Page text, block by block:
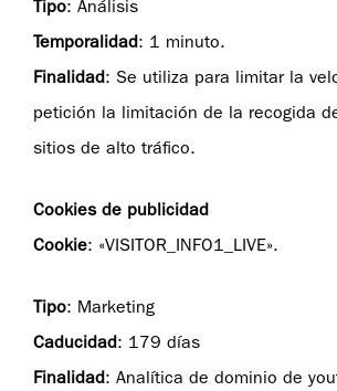
Tipo: Análisis
Temporalidad: 1 minuto.
Finalidad: Se utiliza para limitar la
petición la limitación de la recogida
sitios de alto tráfico.
Cookies de publicidad
Cookie: «VISITOR_INFO1_LIVE».
Tipo: Marketing
Caducidad: 179 días
Finalidad: Analítica de dominio de